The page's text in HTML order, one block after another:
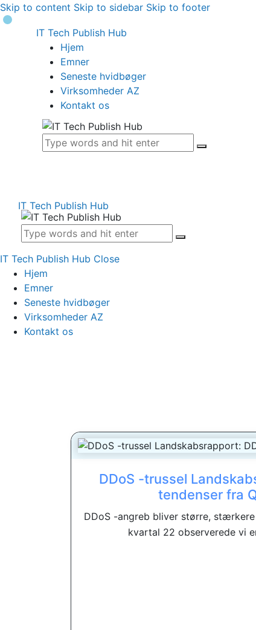
Skip to content Skip to sidebar Skip to footer
IT Tech Publish Hub
Hjem
Emner
Seneste hvidbøger
Virksomheder AZ
Kontakt os
IT Tech Publish Hub
IT Tech Publish Hub Close
Hjem
Emner
Seneste hvidbøger
Virksomheder AZ
Kontakt os
DDoS -trussel
tendenser fra
DDoS -angreb bliver større,
kvartal 22 observerede vi